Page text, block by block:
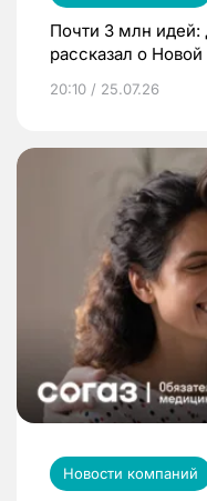
Почти 3 млн
рассказал о
20:10 / 25.07.26
Новости компаний